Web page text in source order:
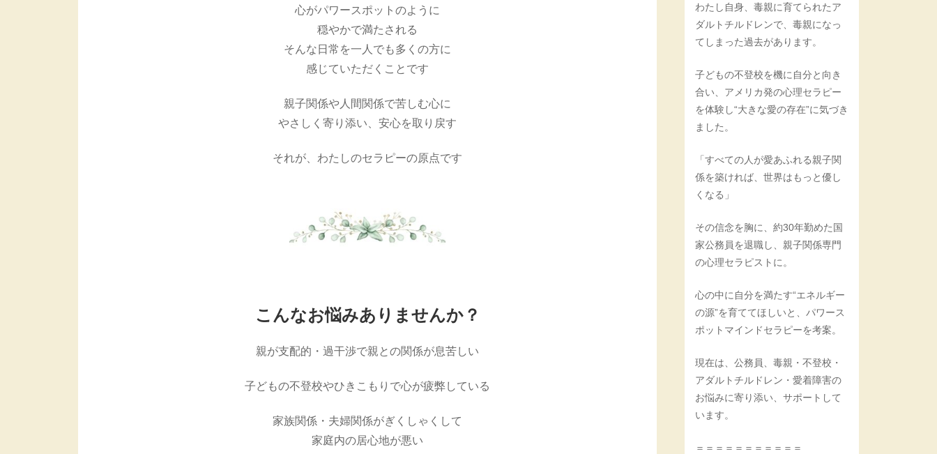
心がパワースポットのように
穏やかで満たされる
そんな日常を一人でも多くの方に
感じていただくことです
親子関係や人間関係で苦しむ心に
やさしく寄り添い、安心を取り戻す
それが、わたしのセラピーの原点です
こんなお悩みありませんか？
親が支配的・過干渉で親との関係が息苦しい
子どもの不登校やひきこもりで心が疲弊している
家族関係・夫婦関係がぎくしゃくして
家庭内の居心地が悪い
わたし自身、毒親に育てられたア
ダルトチルドレンで、毒親になっ
てしまった過去があります。
子どもの不登校を機に自分と向き
合い、アメリカ発の心理セラピー
を体験し“大きな愛の存在”に気づき
ました。
「すべての人が愛あふれる親子関
係を築ければ、世界はもっと優し
くなる」
その信念を胸に、約30年勤めた国
家公務員を退職し、親子関係専門
の心理セラピストに。
心の中に自分を満たす“エネルギー
の源”を育ててほしいと、パワース
ポットマインドセラピーを考案。
現在は、公務員、毒親・不登校・
アダルトチルドレン・愛着障害の
お悩みに寄り添い、サポートして
います。
＝＝＝＝＝＝＝＝＝＝＝